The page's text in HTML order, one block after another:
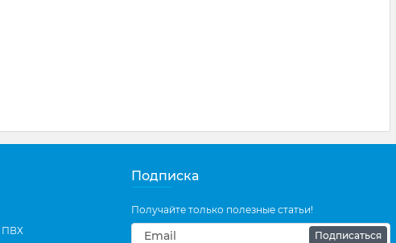
ПВХ
Подписка
Получайте только полезные статьи!
Подписаться